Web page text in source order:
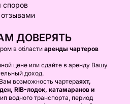
споров
ДОВЕРЯТЬ
в области аренды чартеров
цене или сдайте в аренду Вашу
доход.
возможность чартераяхт,
RIB-лодок, катамаранов и
водного транспорта, период